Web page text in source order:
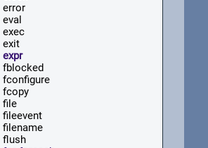
error
eval
exec
exit
expr
fblocked
fconfigure
fcopy
file
fileevent
filename
flush